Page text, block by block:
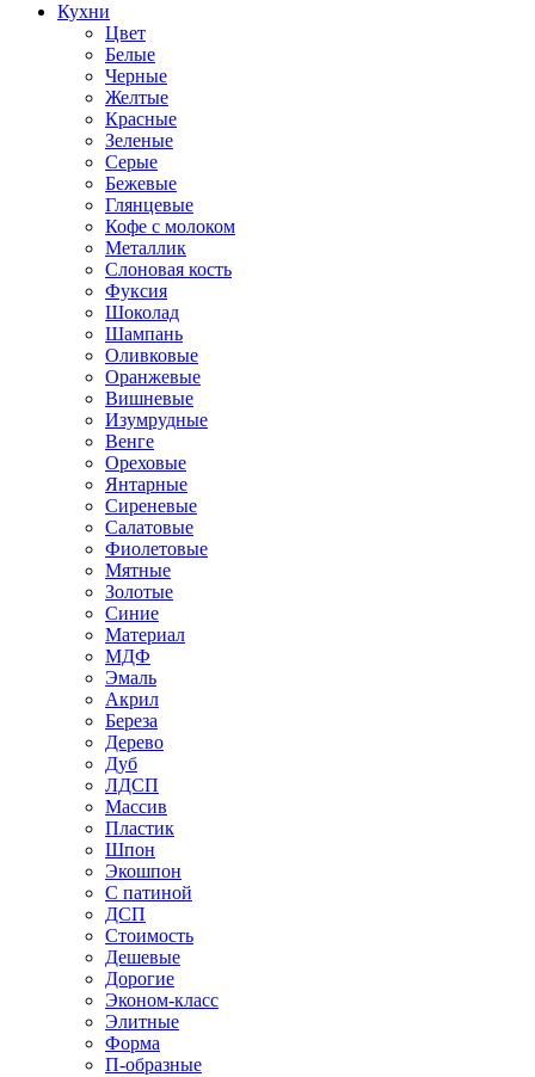
Кухни
Цвет
Белые
Черные
Желтые
Красные
Зеленые
Серые
Бежевые
Глянцевые
Кофе с молоком
Металлик
Слоновая кость
Фуксия
Шоколад
Шампань
Оливковые
Оранжевые
Вишневые
Изумрудные
Венге
Ореховые
Янтарные
Сиреневые
Салатовые
Фиолетовые
Мятные
Золотые
Синие
Материал
МДФ
Эмаль
Акрил
Береза
Дерево
Дуб
ЛДСП
Массив
Пластик
Шпон
Экошпон
С патиной
ДСП
Стоимость
Дешевые
Дорогие
Эконом-класс
Элитные
Форма
П-образные